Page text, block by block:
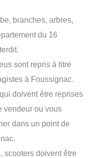
branches, arbres,
du 16
sont repris à titre
à Foussignac.
doivent être reprises
vendeur ou vous
dans un point de
scooters doivent être